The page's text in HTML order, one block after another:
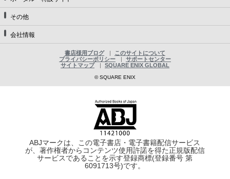
その他
会社情報
書店様用ブログ
このサイトについて
プライバシーポリシー
サポートセンター
サイトマップ
SQUARE ENIX GLOBAL
© SQUARE ENIX
ABJマークは、この電子書店・電子書籍配信サービス
が、著作権者からコンテンツ使用許諾を得た正規版配信
サービスであることを示す登録商標(登録番号 第
6091713号)です。